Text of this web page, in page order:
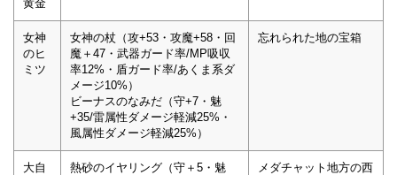
黄金
女神
のヒ
ミツ
女神の杖（攻+53・攻魔+58・回
魔＋47・武器ガード率/MP吸収
率12%・盾ガード率/あくま系ダ
メージ10%）
ビーナスのなみだ（守+7・魅
+35/雷属性ダメージ軽減25%・
風属性ダメージ軽減25%）
忘れられた地の宝箱
大自
熱砂のイヤリング（守＋5・魅
メダチャット地方の西